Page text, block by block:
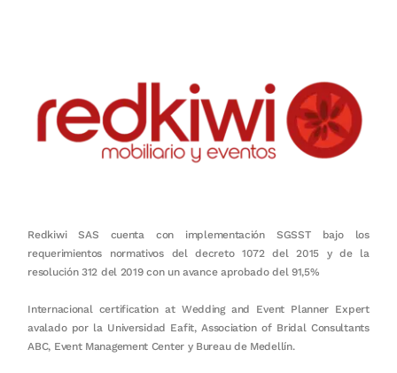
Redkiwi SAS cuenta con implementación SGSST bajo los
requerimientos normativos del decreto 1072 del 2015 y de la
resolución 312 del 2019 con un avance aprobado del 91,5%
Internacional certification at Wedding and Event Planner Expert
avalado por la Universidad Eafit, Association of Bridal Consultants
ABC, Event Management Center y Bureau de Medellín.